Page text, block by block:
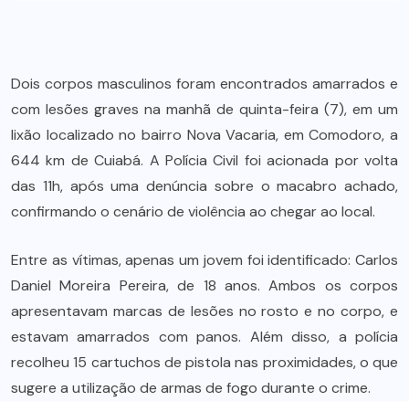
Dois corpos masculinos foram encontrados amarrados e
com lesões graves na manhã de quinta-feira (7), em um
lixão localizado no bairro Nova Vacaria, em Comodoro, a
644 km de Cuiabá. A Polícia Civil foi acionada por volta
das 11h, após uma denúncia sobre o macabro achado,
confirmando o cenário de violência ao chegar ao local.
Entre as vítimas, apenas um jovem foi identificado: Carlos
Daniel Moreira Pereira, de 18 anos. Ambos os corpos
apresentavam marcas de lesões no rosto e no corpo, e
estavam amarrados com panos. Além disso, a polícia
recolheu 15 cartuchos de pistola nas proximidades, o que
sugere a utilização de armas de fogo durante o crime.